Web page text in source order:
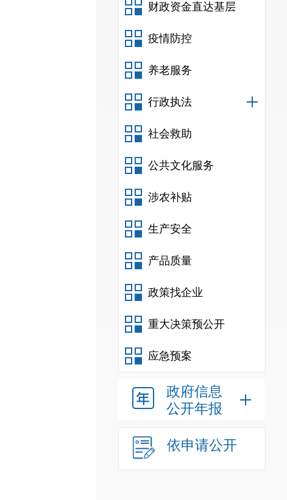
财政资金直达基层
疫情防控
养老服务
行政执法
社会救助
公共文化服务
涉农补贴
生产安全
产品质量
政策找企业
重大决策预公开
应急预案
政府信息
公开年报
依申请公开